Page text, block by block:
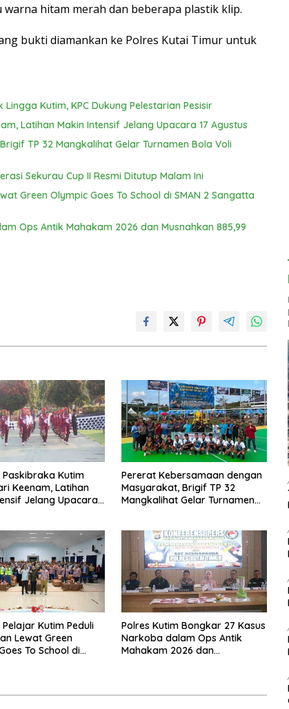
hitam merah dan beberapa plastik klip.
bukti diamankan ke Polres Kutai Timur untuk
Kutim, KPC Dukung Pelestarian Pesisir
Latihan Makin Intensif Jelang Upacara 17 Agustus
TP 32 Mangkalihat Gelar Turnamen Bola Voli
Sekurau Cup II Resmi Ditutup Malam Ini
Green Olympic Goes To School di SMAN 2 Sangatta
Ops Antik Mahakam 2026 dan Musnahkan 885,99
Paskibraka Kutim
Keenam, Latihan
Jelang Upacara
Pererat Kebersamaan dengan
Masyarakat, Brigif TP 32
Mangkalihat Gelar Turnamen
Pelajar Kutim Peduli
Lewat Green
To School di
Polres Kutim Bongkar 27 Kasus
Narkoba dalam Ops Antik
Mahakam 2026 dan